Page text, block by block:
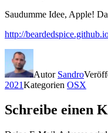
Saudumme Idee, Apple!
http://
Autor Sandro
2021Kategorien OSX
Schreibe einen